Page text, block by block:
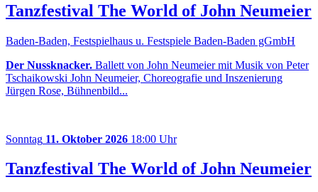
Tanzfestival The World of John Neumeier
Baden-Baden, Festspielhaus u. Festspiele Baden-Baden gGmbH
Der Nussknacker. Ballett von John Neumeier mit Musik von Peter
Tschaikowski John Neumeier, Choreografie und Inszenierung
Jürgen Rose, Bühnenbild...
Sonntag 11. Oktober 2026 18:00 Uhr
Tanzfestival The World of John Neumeier